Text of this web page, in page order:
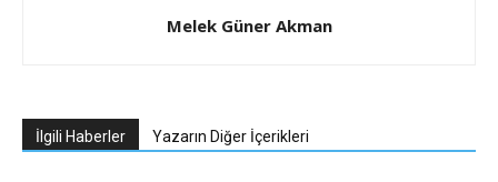
Melek Güner Akman
İlgili Haberler Yazarın Diğer İçerikleri